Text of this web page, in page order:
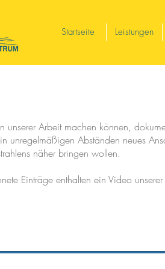
Startseite Leistungen
unserer Arbeit machen können,
unregelmäßigen Abständen neues
näher bringen wollen.
Einträge enthalten ein Video